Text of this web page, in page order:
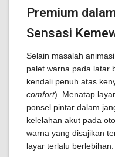
Premium
Sensasi
Selain masalah
palet warna pada latar
kendali penuh atas
comfort). Menatap
ponsel pintar dalam
kelelahan akut pada
warna yang disajikan
layar terlalu berlebihan.